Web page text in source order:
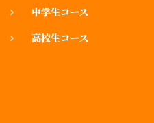
中学生コース
高校生コース